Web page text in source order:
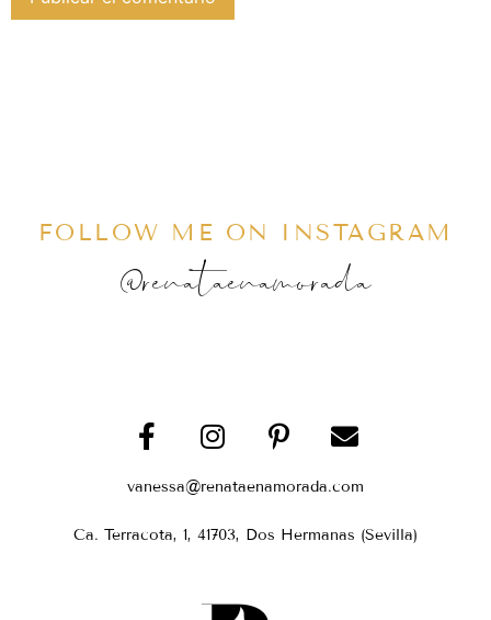
FOLLOW ME ON INSTAGRAM
@renataenamorada
vanessa@renataenamorada.com
Ca. Terracota, 1, 41703, Dos Hermanas (Sevilla)